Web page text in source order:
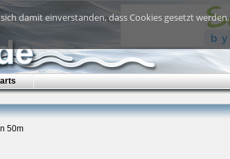
damit einverstanden, dass Cookies gesetzt werden.
50m